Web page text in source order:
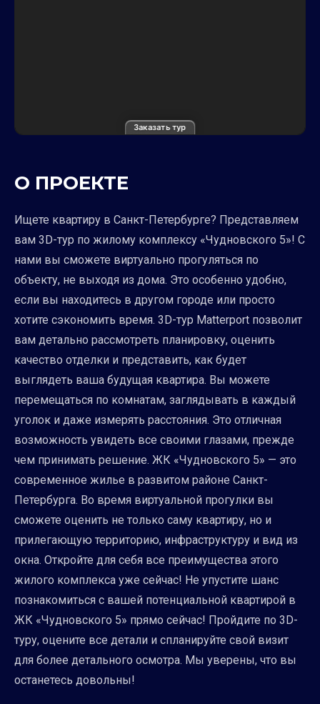
Заказать тур
О ПРОЕКТЕ
Ищете квартиру в Санкт-Петербурге? Представляем
вам 3D-тур по жилому комплексу «Чудновского 5»! С
нами вы сможете виртуально прогуляться по
объекту, не выходя из дома. Это особенно удобно,
если вы находитесь в другом городе или просто
хотите сэкономить время. 3D-тур Matterport позволит
вам детально рассмотреть планировку, оценить
качество отделки и представить, как будет
выглядеть ваша будущая квартира. Вы можете
перемещаться по комнатам, заглядывать в каждый
уголок и даже измерять расстояния. Это отличная
возможность увидеть все своими глазами, прежде
чем принимать решение. ЖК «Чудновского 5» — это
современное жилье в развитом районе Санкт-
Петербурга. Во время виртуальной прогулки вы
сможете оценить не только саму квартиру, но и
прилегающую территорию, инфраструктуру и вид из
окна. Откройте для себя все преимущества этого
жилого комплекса уже сейчас! Не упустите шанс
познакомиться с вашей потенциальной квартирой в
ЖК «Чудновского 5» прямо сейчас! Пройдите по 3D-
туру, оцените все детали и спланируйте свой визит
для более детального осмотра. Мы уверены, что вы
останетесь довольны!